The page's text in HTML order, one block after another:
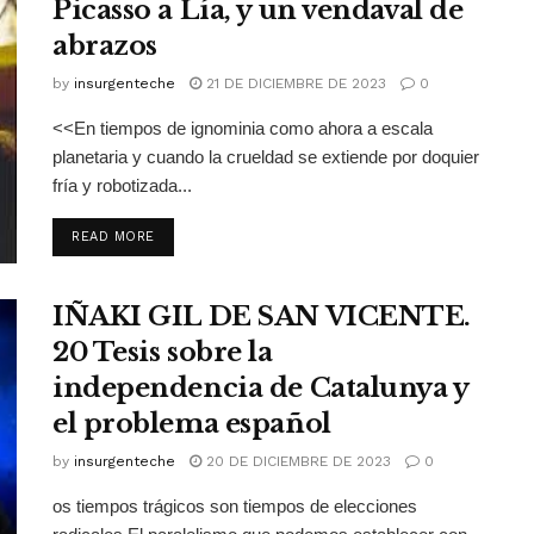
Picasso a Lía, y un vendaval de
abrazos
by insurgenteche 21 DE DICIEMBRE DE 2023 0
<<En tiempos de ignominia como ahora a escala
planetaria y cuando la crueldad se extiende por doquier
fría y robotizada...
READ MORE
IÑAKI GIL DE SAN VICENTE.
20 Tesis sobre la
independencia de Catalunya y
el problema español
by insurgenteche 20 DE DICIEMBRE DE 2023 0
os tiempos trágicos son tiempos de elecciones